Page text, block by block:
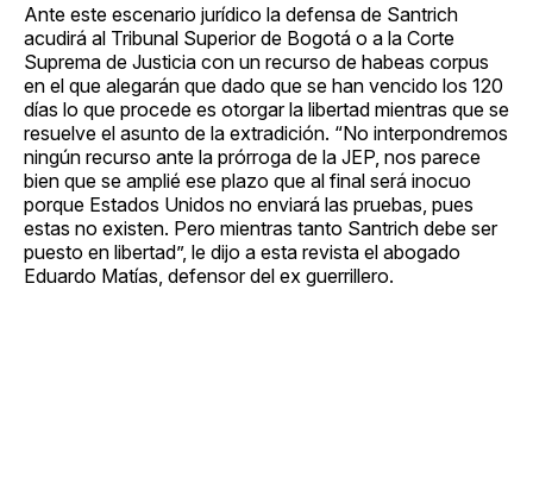
Ante este escenario jurídico la defensa de Santrich
acudirá al Tribunal Superior de Bogotá o a la Corte
Suprema de Justicia con un recurso de habeas corpus
en el que alegarán que dado que se han vencido los 120
días lo que procede es otorgar la libertad mientras que se
resuelve el asunto de la extradición. “No interpondremos
ningún recurso ante la prórroga de la JEP, nos parece
bien que se amplié ese plazo que al final será inocuo
porque Estados Unidos no enviará las pruebas, pues
estas no existen. Pero mientras tanto Santrich debe ser
puesto en libertad”, le dijo a esta revista el abogado
Eduardo Matías, defensor del ex guerrillero.